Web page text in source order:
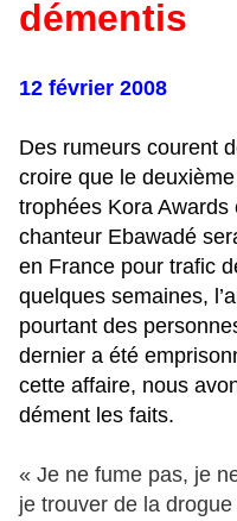
démentis
12 février 2008
Des rumeurs courent
croire que le
trophées Kora Awards
chanteur Ebawadé
en France pour trafic
quelques semaines,
pourtant des
dernier a été
cette affaire, nous
dément les faits.
« Je ne fume pas, je
je trouver de la